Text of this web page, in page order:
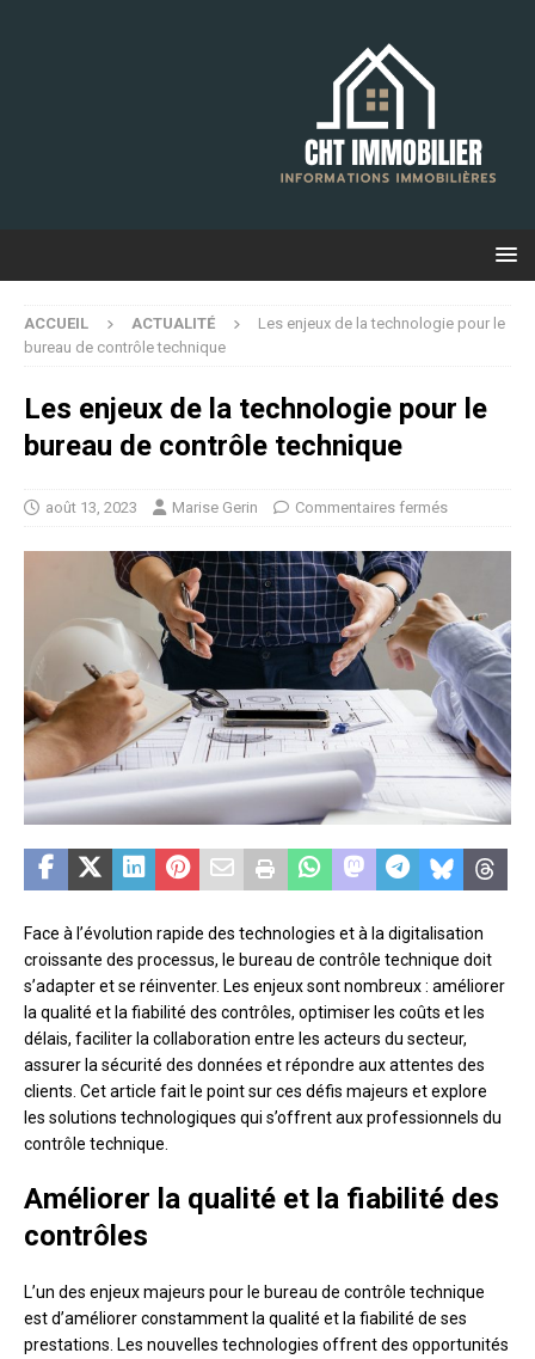
ACCUEIL ACTUALITÉ
Les enjeux de la technologie pour le
bureau de contrôle technique
Les enjeux de la technologie pour le
bureau de contrôle technique
août 13, 2023 Marise Gerin Commentaires fermés
Face à l’évolution rapide des technologies et à la digitalisation
croissante des processus, le bureau de contrôle technique doit
s’adapter et se réinventer. Les enjeux sont nombreux : améliorer
la qualité et la fiabilité des contrôles, optimiser les coûts et les
délais, faciliter la collaboration entre les acteurs du secteur,
assurer la sécurité des données et répondre aux attentes des
clients. Cet article fait le point sur ces défis majeurs et explore
les solutions technologiques qui s’offrent aux professionnels du
contrôle technique.
Améliorer la qualité et la fiabilité des
contrôles
L’un des enjeux majeurs pour le bureau de contrôle technique
est d’améliorer constamment la qualité et la fiabilité de ses
prestations. Les nouvelles technologies offrent des opportunités